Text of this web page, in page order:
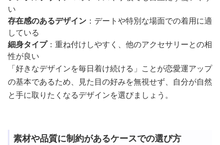
い
存在感のあるデザイン ：デートや特別な場面での着用に適
している
細身タイプ：重ね付けしやすく、他のアクセサリーとの相
性が良い
「好きなデザインを毎日着け続ける」ことが恋愛運アップ
の基本であるため、見た目の好みを無視せず、自分が自然
と手に取りたくなるデザインを選びましょう。
素材や品質に制約があるケースでの選び方